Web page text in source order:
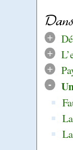
+
+
+
-